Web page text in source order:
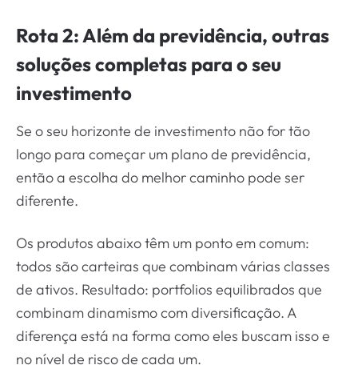
Rota 2: Além da previdência, outras
soluções completas para o seu
investimento
Se o seu horizonte de investimento não for tão
longo para começar um plano de previdência,
então a escolha do melhor caminho pode ser
diferente.
Os produtos abaixo têm um ponto em comum:
todos são carteiras que combinam várias classes
de ativos. Resultado: portfolios equilibrados que
combinam dinamismo com diversificação. A
diferença está na forma como eles buscam isso e
no nível de risco de cada um.